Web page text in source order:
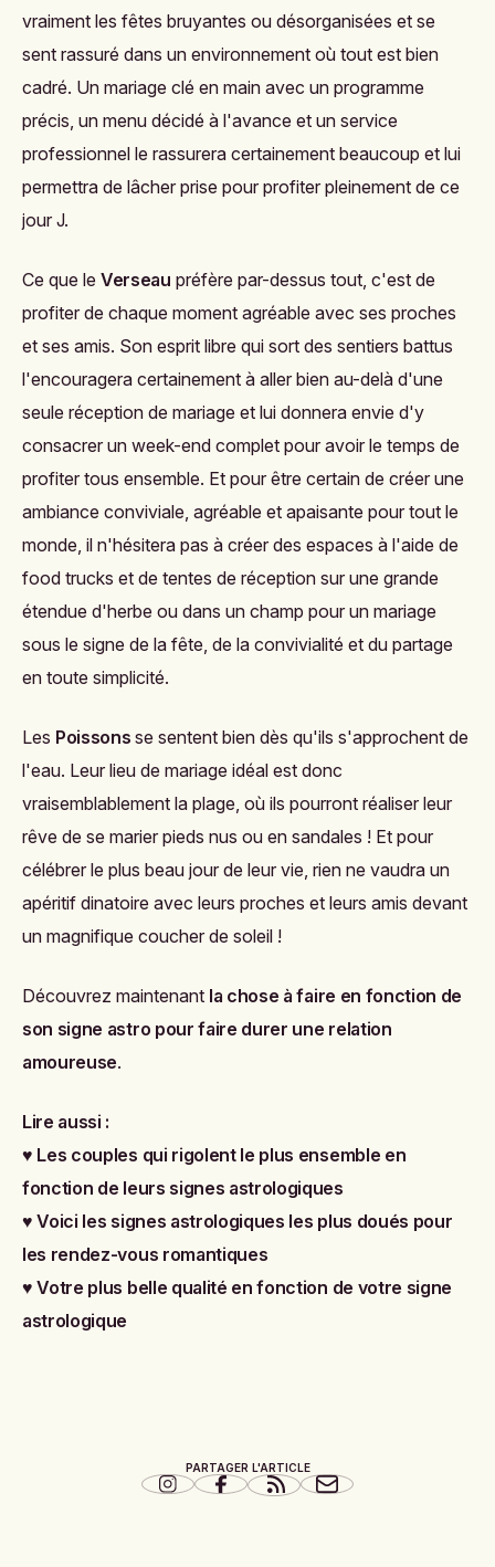
vraiment les fêtes bruyantes ou désorganisées et se
sent rassuré dans un environnement où tout est bien
cadré. Un mariage clé en main avec un programme
précis, un menu décidé à l'avance et un service
professionnel le rassurera certainement beaucoup et lui
permettra de lâcher prise pour profiter pleinement de ce
jour J.
Ce que le Verseau préfère par-dessus tout, c'est de
profiter de chaque moment agréable avec ses proches
et ses amis. Son esprit libre qui sort des sentiers battus
l'encouragera certainement à aller bien au-delà d'une
seule réception de mariage et lui donnera envie d'y
consacrer un week-end complet pour avoir le temps de
profiter tous ensemble. Et pour être certain de créer une
ambiance conviviale, agréable et apaisante pour tout le
monde, il n'hésitera pas à créer des espaces à l'aide de
food trucks et de tentes de réception sur une grande
étendue d'herbe ou dans un champ pour un mariage
sous le signe de la fête, de la convivialité et du partage
en toute simplicité.
Les Poissons se sentent bien dès qu'ils s'approchent de
l'eau. Leur lieu de mariage idéal est donc
vraisemblablement la plage, où ils pourront réaliser leur
rêve de se marier pieds nus ou en sandales ! Et pour
célébrer le plus beau jour de leur vie, rien ne vaudra un
apéritif dinatoire avec leurs proches et leurs amis devant
un magnifique coucher de soleil !
Découvrez maintenant la chose à faire en fonction de
son signe astro pour faire durer une relation
amoureuse.
Lire aussi :
♥ Les couples qui rigolent le plus ensemble en
fonction de leurs signes astrologiques
♥ Voici les signes astrologiques les plus doués pour
les rendez-vous romantiques
♥ Votre plus belle qualité en fonction de votre signe
astrologique
PARTAGER L'ARTICLE